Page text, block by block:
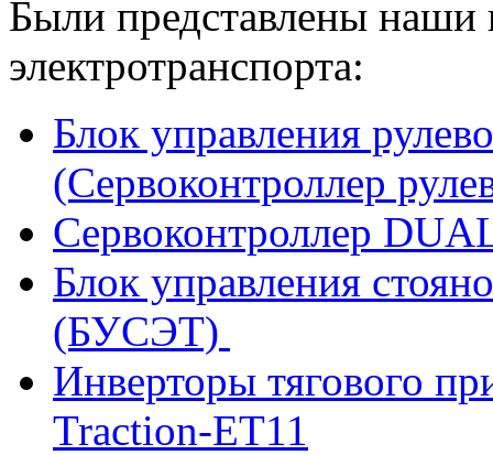
Были представлены наши
электротранспорта:
Блок управления
(Сервоконтроллер
Сервоконтроллер
Блок управления
(БУСЭТ)
Инверторы тягового
Traction-ET11